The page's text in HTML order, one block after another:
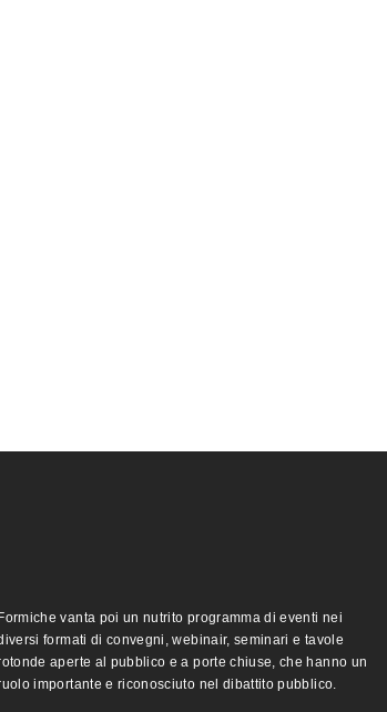
vanta poi un nutrito programma di eventi nei
formati di convegni, webinair, seminari e tavole
aperte al pubblico e a porte chiuse, che hanno un
importante e riconosciuto nel dibattito pubblico.